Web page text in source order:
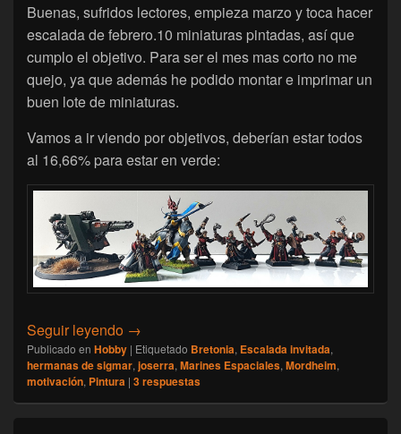
Buenas, sufridos lectores, empieza marzo y toca hacer
escalada de febrero.10 miniaturas pintadas, así que
cumplo el objetivo. Para ser el mes mas corto no me
quejo, ya que además he podido montar e imprimar un
buen lote de miniaturas.
Vamos a ir viendo por objetivos, deberían estar todos
al 16,66% para estar en verde:
Seguir leyendo [Hobby] Escalada Invitada – Abril 1 –
→
Publicado en Hobby | Etiquetado Bretonia, Escalada invitada,
hermanas de sigmar, joserra, Marines Espaciales, Mordheim,
motivación, Pintura | 3respuestas